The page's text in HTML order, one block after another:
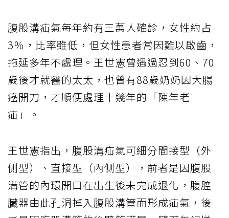
腹股溝疝氣每年約有三萬人確診，女性約占
3％，比率雖低，但女性患者常因難以啟齒，
拖延多年不處理。王世憲曾遇過忍到60、70
歲後才就醫的太太，也曾有88歲奶奶因大腸
癌開刀，才順便處理十幾年的「陳年老
疝」。
王世憲指出，腹股溝疝氣可細分間接型（外
側型）、直接型（內側型），前者是因腹股
溝管的內環開口在出生後未完成退化，腹腔
臟器由此孔洞掉入腹股溝管而形成疝氣，後